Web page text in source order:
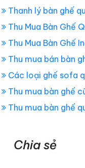
Thanh lý bàn ghế
Thu Mua Bàn Ghế
Thu Mua Bàn Ghế
Thu mua bán bàn
Các loại ghế sofa
Thu mua bàn ghế
Thu mua bàn ghế
Chia sẻ